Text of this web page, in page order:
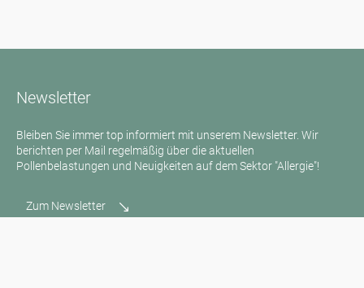
Newsletter
Bleiben Sie immer top informiert mit unserem Newsletter. Wir
berichten per Mail regelmäßig über die aktuellen
Pollenbelastungen und Neuigkeiten auf dem Sektor "Allergie"!
Zum Newsletter